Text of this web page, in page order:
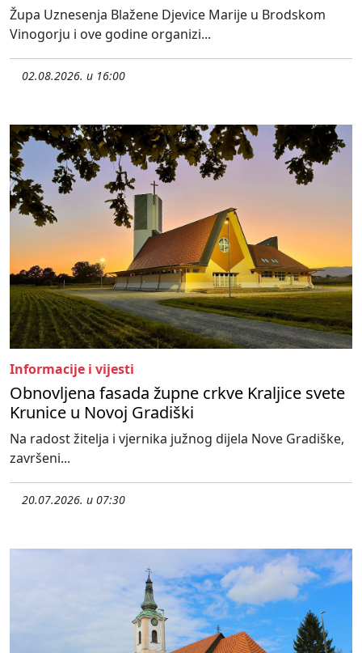
Župa Uznesenja Blažene Djevice Marije u Brodskom
Vinogorju i ove godine organizi...
02.08.2026. u 16:00
Informacije i vijesti
Obnovljena fasada župne crkve Kraljice svete
Krunice u Novoj Gradiški
Na radost žitelja i vjernika južnog dijela Nove Gradiške,
završeni...
20.07.2026. u 07:30